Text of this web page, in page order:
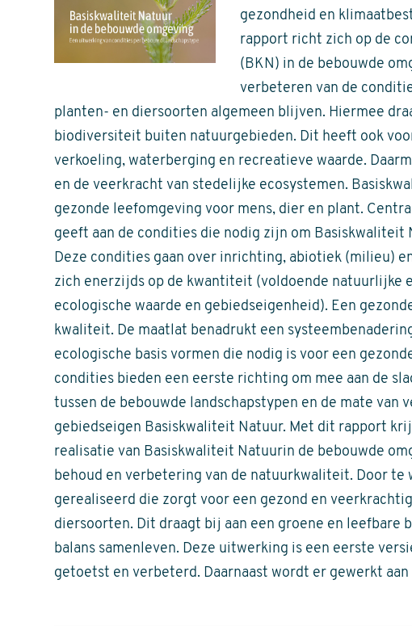
gezondheid en
rapport richt zich op de
(BKN) in de bebouwde
verbeteren van de
planten- en diersoorten algemeen blijven. Hiermee
biodiversiteit buiten natuurgebieden. Dit heeft ook
verkoeling, waterberging en recreatieve waarde.
en de veerkracht van stedelijke ecosystemen.
gezonde leefomgeving voor mens, dier en plant.
geeft aan de condities die nodig zijn om
Deze condities gaan over inrichting, abiotiek (milieu)
zich enerzijds op de kwantiteit (voldoende natuurlijke
ecologische waarde en gebiedseigenheid). Een
kwaliteit. De maatlat benadrukt een
ecologische basis vormen die nodig is voor een
condities bieden een eerste richting om mee aan de
tussen de bebouwde landschapstypen en de mate
gebiedseigen Basiskwaliteit Natuur. Met dit rapport
realisatie van Basiskwaliteit Natuurin de bebouwde
behoud en verbetering van de natuurkwaliteit. Door te
gerealiseerd die zorgt voor een gezond en
diersoorten. Dit draagt bij aan een groene en leefbare
balans samenleven. Deze uitwerking is een eerste
getoetst en verbeterd. Daarnaast wordt er gewerkt